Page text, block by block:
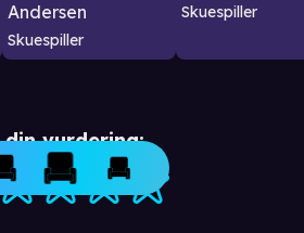
Andersen
Skuespiller
Skuespiller
din vurdering: